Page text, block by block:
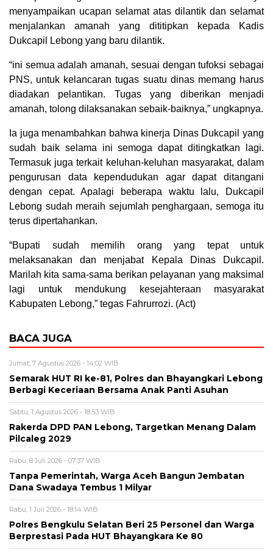
menyampaikan ucapan selamat atas dilantik dan selamat
menjalankan amanah yang dititipkan kepada Kadis
Dukcapil Lebong yang baru dilantik.
“ini semua adalah amanah, sesuai dengan tufoksi sebagai
PNS, untuk kelancaran tugas suatu dinas memang harus
diadakan pelantikan. Tugas yang diberikan menjadi
amanah, tolong dilaksanakan sebaik-baiknya,” ungkapnya.
Ia juga menambahkan bahwa kinerja Dinas Dukcapil yang
sudah baik selama ini semoga dapat ditingkatkan lagi.
Termasuk juga terkait keluhan-keluhan masyarakat, dalam
pengurusan data kependudukan agar dapat ditangani
dengan cepat. Apalagi beberapa waktu lalu, Dukcapil
Lebong sudah meraih sejumlah penghargaan, semoga itu
terus dipertahankan.
“Bupati sudah memilih orang yang tepat untuk
melaksanakan dan menjabat Kepala Dinas Dukcapil.
Marilah kita sama-sama berikan pelayanan yang maksimal
lagi untuk mendukung kesejahteraan masyarakat
Kabupaten Lebong,” tegas Fahrurrozi. (Act)
BACA JUGA
Jumat, 7 Agustus 2026 - 14:02 WIB
Semarak HUT RI ke-81, Polres dan Bhayangkari Lebong
Berbagi Keceriaan Bersama Anak Panti Asuhan
Sabtu, 1 Agustus 2026 - 18:53 WIB
Rakerda DPD PAN Lebong, Targetkan Menang Dalam
Pilcaleg 2029
Rabu, 8 Juli 2026 - 07:37 WIB
Tanpa Pemerintah, Warga Aceh Bangun Jembatan
Dana Swadaya Tembus 1 Milyar
Rabu, 1 Juli 2026 - 18:14 WIB
Polres Bengkulu Selatan Beri 25 Personel dan Warga
Berprestasi Pada HUT Bhayangkara Ke 80